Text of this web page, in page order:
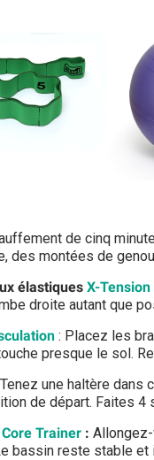
de cinq
des montées de
élastiques X-Tension
droite autant que
: Placez les
presque le sol.
Tenez une haltère dans
de départ. Faites
Trainer :
bassin reste stable